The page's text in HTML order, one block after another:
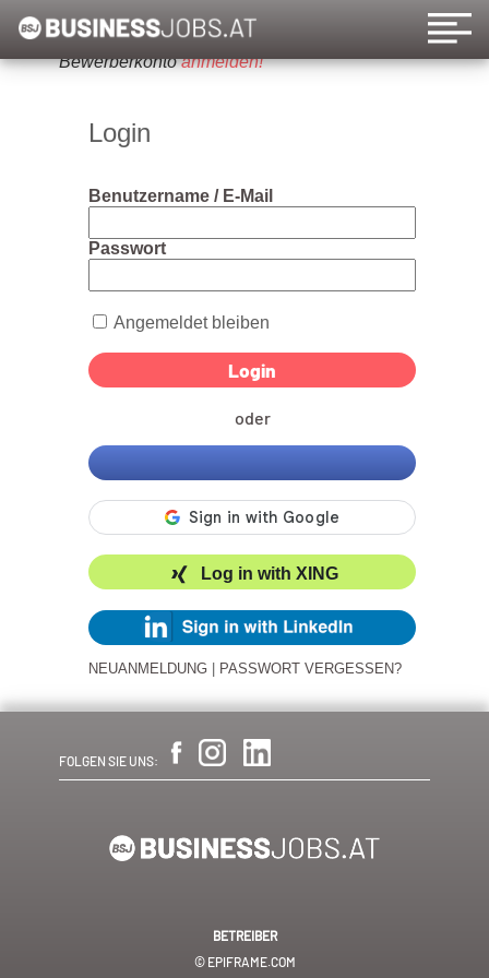
Um diese Funktion nutzen zu können, bitte ein
Bewerberkontoanmelden!
Login
Benutzername / E-Mail
Passwort
Angemeldet bleiben
oder
Log in with XING
NEUANMELDUNG PASSWORT VERGESSEN?
FOLGEN SIE UNS:
BETREIBER
© EPIFRAME.COM